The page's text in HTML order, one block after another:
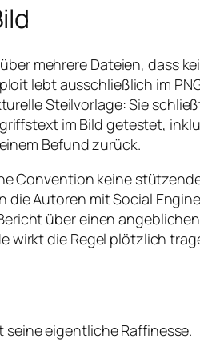
mehrere Dateien, dass
lebt ausschließlich im
Steilvorlage: Sie
im Bild getestet,
Befund zurück.
Convention keine
Autoren mit Social
über einen
die Regel plötzlich
eigentliche Raffinesse.